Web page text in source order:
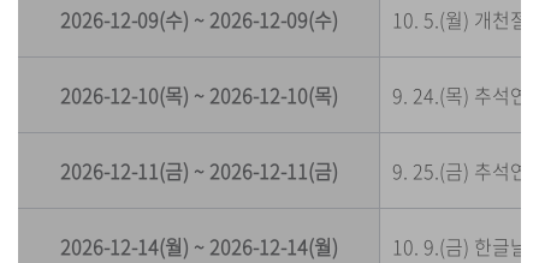
2026-12-09(수) ~ 2026-12-09(수) 10. 5.(월) 개천절
2026-12-10(목) ~ 2026-12-10(목) 9. 24.(목) 추석연
2026-12-11(금) ~ 2026-12-11(금) 9. 25.(금) 추석연
2026-12-14(월) ~ 2026-12-14(월) 10. 9.(금) 한글날